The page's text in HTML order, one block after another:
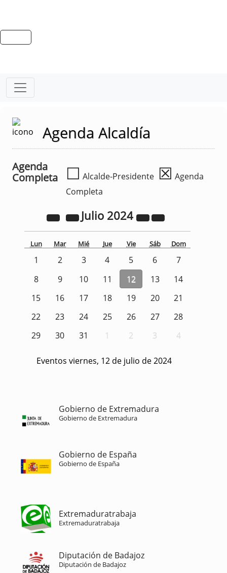
Agenda Alcaldía
Agenda
Completa
☐ Alcalde-Presidente ☒ Agenda
Completa
Julio 2024
Lun Mar Mié Jue Vie Sáb Dom
1 2 3 4 5 6
7
8
9 10 11 12 13
14
15
16 17 18 19 20
21
22
23 24 25 26 27
28
29
30 31 1 2 3 4
Eventos viernes, 12 de julio de 2024
Gobierno de Extremadura
Gobierno de Extremadura
Gobierno de España
Gobierno de España
Extremaduratrabaja
Extremaduratrabaja
Diputación de Badajoz
Diputación de Badajoz